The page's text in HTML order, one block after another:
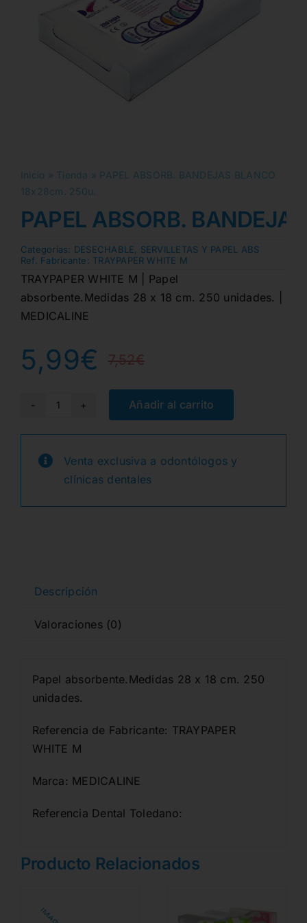
Inicio » Tienda » PAPEL ABSORB. BANDEJAS BLANCO
18x28cm. 250u.
PAPEL ABSORB.
Categorias: DESECHABLE
SERVILLETAS Y PAPEL ABS
Ref. Fabricante: TRAYPAPER WHITE M
TRAYPAPER WHITE M | Papel
absorbente.Medidas 28 x 18 cm. 250 unidades. |
MEDICALINE
7,52€El
precio
original
era:
7,52€.
5,99€
El
precio
actual
es:
5,99€.
PAPEL
ABSORB.
BLANCO
18x28cm.
250u.
Añadir al carrito
Venta exclusiva a odontólogos y
clínicas dentales
Descripción
Valoraciones (0)
Papel absorbente.Medidas 28 x 18 cm. 250
unidades.
Referencia de Fabricante: TRAYPAPER
WHITE M
Marca: MEDICALINE
Referencia Dental Toledano:
Producto Relacionados